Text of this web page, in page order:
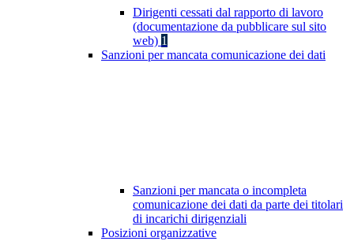
Dirigenti cessati dal rapporto di lavoro
(documentazione da pubblicare sul sito
web) 1
Sanzioni per mancata comunicazione dei dati
Sanzioni per mancata o incompleta
comunicazione dei dati da parte dei titolari
di incarichi dirigenziali
Posizioni organizzative